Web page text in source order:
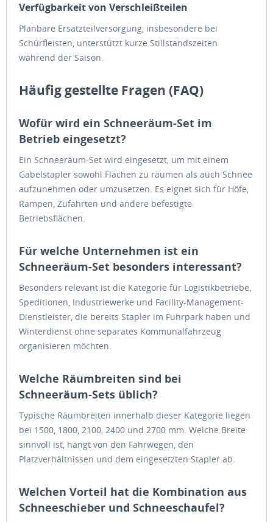
Verfügbarkeit von Verschleißteilen
Planbare Ersatzteilversorgung, insbesondere bei
Schürfleisten, unterstützt kurze Stillstandszeiten
während der Saison.
Häufig gestellte Fragen (FAQ)
Wofür wird ein Schneeräum-Set im
Betrieb eingesetzt?
Ein Schneeräum-Set wird eingesetzt, um mit einem
Gabelstapler sowohl Flächen zu räumen als auch Schnee
aufzunehmen oder umzusetzen. Es eignet sich für Höfe,
Rampen, Zufahrten und andere befestigte
Betriebsflächen.
Für welche Unternehmen ist ein
Schneeräum-Set besonders interessant?
Besonders relevant ist die Kategorie für Logistikbetriebe,
Speditionen, Industriewerke und Facility-Management-
Dienstleister, die bereits Stapler im Fuhrpark haben und
Winterdienst ohne separates Kommunalfahrzeug
organisieren möchten.
Welche Räumbreiten sind bei
Schneeräum-Sets üblich?
Typische Räumbreiten innerhalb dieser Kategorie liegen
bei 1500, 1800, 2100, 2400 und 2700 mm. Welche Breite
sinnvoll ist, hängt von den Fahrwegen, den
Platzverhältnissen und dem eingesetzten Stapler ab.
Welchen Vorteil hat die Kombination aus
Schneeschieber und Schneeschaufel?